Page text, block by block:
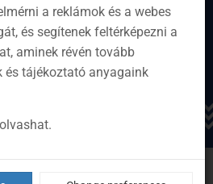
a reklámok és a webes
és segítenek feltérképezni a
aminek révén tovább
és tájékoztató anyagaink